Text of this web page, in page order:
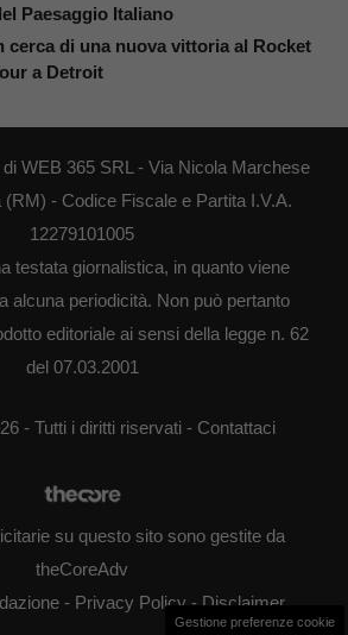
Paesaggio Italiano
cerca di una nuova vittoria al Rocket
a Detroit
WEB 365 SRL - Via Nicola Marchese
(RM) - Codice Fiscale e Partita I.V.A.
12279101005
testata giornalistica, in quanto viene
alcuna periodicità. Non può pertanto
editoriale ai sensi della legge n. 62
del 07.03.2001
- Tutti i diritti riservati - Contattaci
su questo sito sono gestite da
theCoreAdv
- Privacy Policy- Disclaimer
Gestione preferenze cookie